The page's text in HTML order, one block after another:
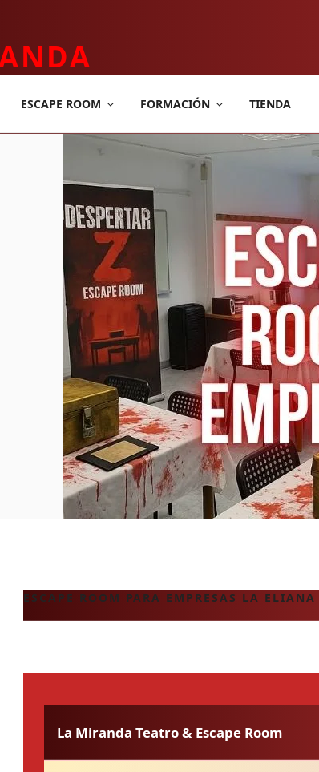
ESCAPE ROOM FORMACIÓN TIENDA
ESCAPE ROOM PARA EMPRESAS LA ELIANA
La Miranda Teatro & Escape Room